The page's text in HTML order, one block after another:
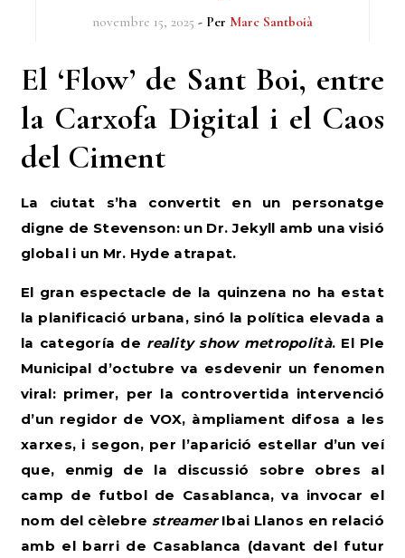
novembre 15, 2025 - Per Marc Santboià
El ‘Flow’ de Sant Boi, entre
la Carxofa Digital i el Caos
del Ciment
La ciutat s’ha convertit en un personatge
digne de Stevenson: un Dr. Jekyll amb una visió
global i un Mr. Hyde atrapat.
El gran espectacle de la quinzena no ha estat
la planificació urbana, sinó la política elevada a
la categoría de reality show metropolità. El Ple
Municipal d’octubre va esdevenir un fenomen
viral: primer, per la controvertida intervenció
d’un regidor de VOX, àmpliament difosa a les
xarxes, i segon, per l’aparició estel·lar d’un veí
que, enmig de la discussió sobre obres al
camp de futbol de Casablanca, va invocar el
nom del cèlebrestreamerIbai Llanos en relació
amb el barri de Casablanca (davant del futur